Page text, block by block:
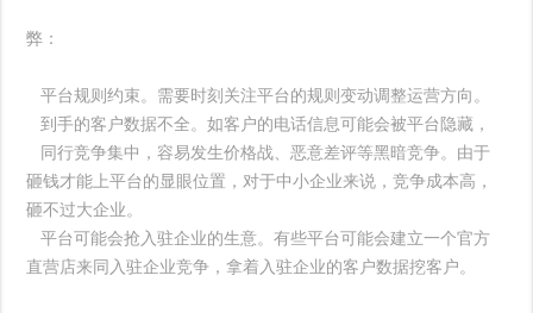
弊：
平台规则约束。需要时刻关注平台的规则变动调整运营方向。
到手的客户数据不全。如客户的电话信息可能会被平台隐藏，
同行竞争集中，容易发生价格战、恶意差评等黑暗竞争。由于
砸钱才能上平台的显眼位置，对于中小企业来说，竞争成本高，
砸不过大企业。
平台可能会抢入驻企业的生意。有些平台可能会建立一个官方
直营店来同入驻企业竞争，拿着入驻企业的客户数据挖客户。